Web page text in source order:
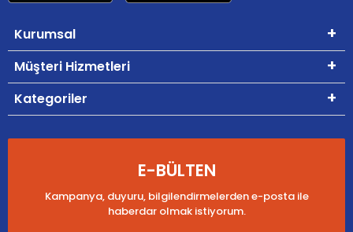
Kurumsal
Müşteri Hizmetleri
Kategoriler
E-BÜLTEN
Kampanya, duyuru, bilgilendirmelerden e-posta ile
haberdar olmak istiyorum.